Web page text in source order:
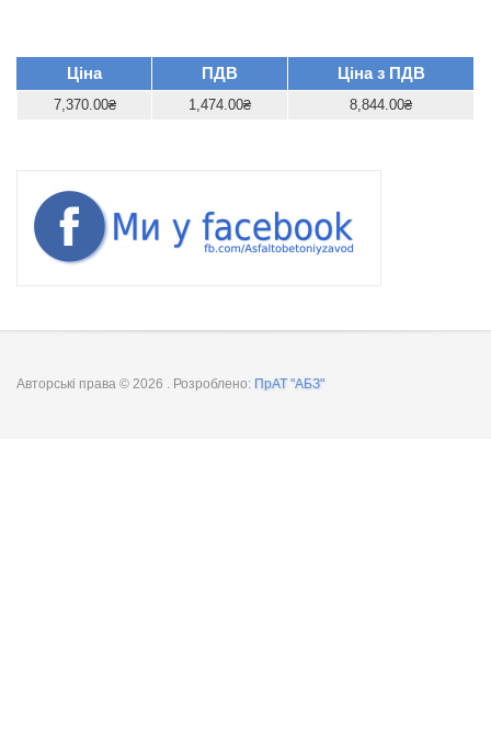
Ціна ПДВ Ціна з ПДВ
7,370.00₴ 1,474.00₴ 8,844.00₴
Авторські права © 2026 . Розроблено: ПрАТ "АБЗ"